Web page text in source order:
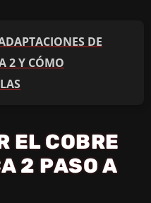
DE
2 Y CÓMO
EL COBRE
2 PASO A